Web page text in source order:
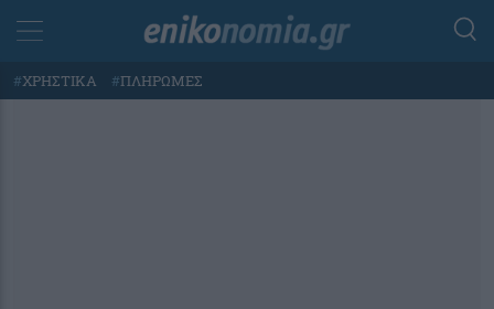
#ΧΡΗΣΤΙΚΑ #ΠΛΗΡΩΜΕΣ